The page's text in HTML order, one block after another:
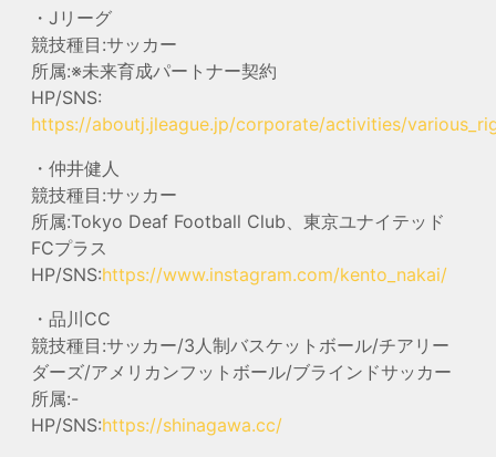
・Jリーグ
競技種目:サッカー
所属:※未来育成パートナー契約
HP/SNS:
https://aboutj.jleague.jp/corporate/activities/
・仲井健人
競技種目:サッカー
所属:Tokyo Deaf Football Club、東京ユナイテッド
FCプラス
HP/SNS:https://www.instagram.com/kento_nakai/
・品川CC
競技種目:サッカー/3人制バスケットボール/チアリー
ダーズ/アメリカンフットボール/ブラインドサッカー
所属:-
HP/SNS:https://shinagawa.cc/